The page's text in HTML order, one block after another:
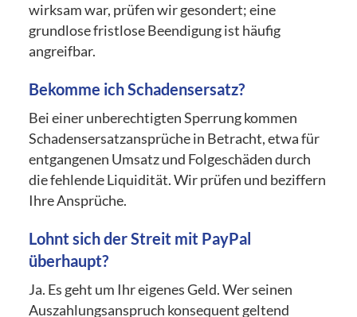
wirksam war, prüfen wir gesondert; eine
grundlose fristlose Beendigung ist häufig
angreifbar.
Bekomme ich Schadensersatz?
Bei einer unberechtigten Sperrung kommen
Schadensersatzansprüche in Betracht, etwa für
entgangenen Umsatz und Folgeschäden durch
die fehlende Liquidität. Wir prüfen und beziffern
Ihre Ansprüche.
Lohnt sich der Streit mit PayPal
überhaupt?
Ja. Es geht um Ihr eigenes Geld. Wer seinen
Auszahlungsanspruch konsequent geltend